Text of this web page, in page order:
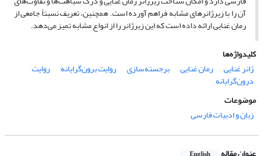
آن را با زیرژانرهای مشابه فراهم آورده ‌است. همچنین، تعریف نسبتاً جامعی از
رمان غنایی ارائه داده ‌است که این زیرژانر را از انواع مشابه تمیز می‌دهد.
کلیدواژه‌ها
ژانر غنایی
رمان غنایی برجسته‌سازی روایت برون‌گرایانه روایت
درون‌گرایانه
موضوعات
زبان و ادبیات فارسی